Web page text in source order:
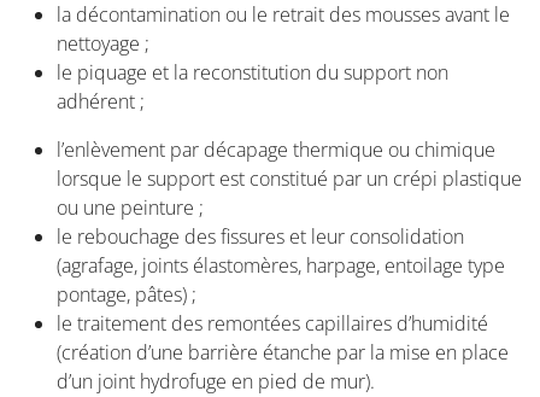
la décontamination ou le retrait des mousses avant le
nettoyage ;
le piquage et la reconstitution du support non
adhérent ;
l’enlèvement par décapage thermique ou chimique
lorsque le support est constitué par un crépi plastique
ou une peinture ;
le rebouchage des fissures et leur consolidation
(agrafage, joints élastomères, harpage, entoilage type
pontage, pâtes) ;
le traitement des remontées capillaires d’humidité
(création d’une barrière étanche par la mise en place
d’un joint hydrofuge en pied de mur).